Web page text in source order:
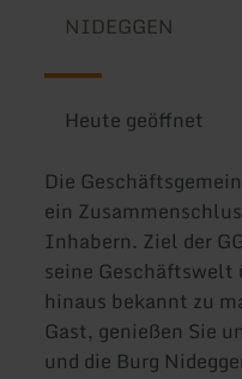
NIDEGGEN
Heute geöffnet
Die
ein
Inhabern. Ziel der
seine Geschäftswelt
hinaus bekannt zu
Gast, genießen Sie
und die Burg